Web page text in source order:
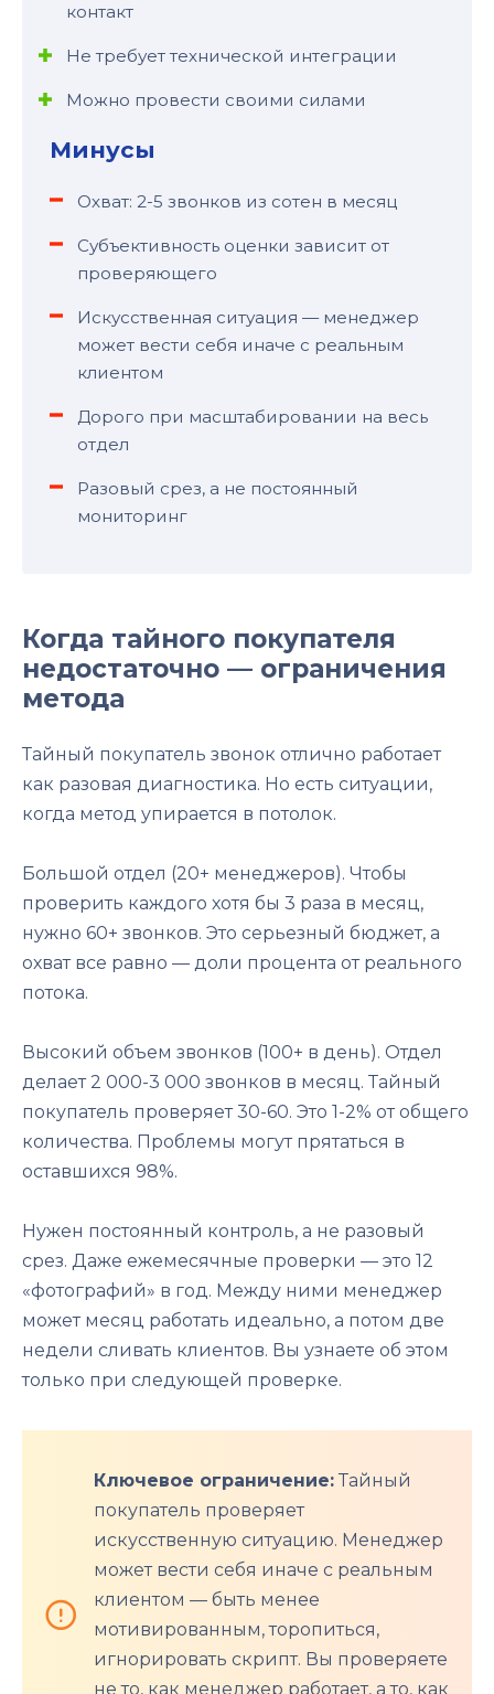
контакт
Не требует технической интеграции
Можно провести своими силами
Минусы
Охват: 2-5 звонков из сотен в месяц
Субъективность оценки зависит от
проверяющего
Искусственная ситуация — менеджер
может вести себя иначе с реальным
клиентом
Дорого при масштабировании на весь
отдел
Разовый срез, а не постоянный
мониторинг
Когда тайного покупателя
недостаточно — ограничения
метода
Тайный покупатель звонок отлично работает
как разовая диагностика. Но есть ситуации,
когда метод упирается в потолок.
Большой отдел (20+ менеджеров). Чтобы
проверить каждого хотя бы 3 раза в месяц,
нужно 60+ звонков. Это серьезный бюджет, а
охват все равно — доли процента от реального
потока.
Высокий объем звонков (100+ в день). Отдел
делает 2 000-3 000 звонков в месяц. Тайный
покупатель проверяет 30-60. Это 1-2% от общего
количества. Проблемы могут прятаться в
оставшихся 98%.
Нужен постоянный контроль, а не разовый
срез. Даже ежемесячные проверки — это 12
«фотографий» в год. Между ними менеджер
может месяц работать идеально, а потом две
недели сливать клиентов. Вы узнаете об этом
только при следующей проверке.
Ключевое ограничение: Тайный
покупатель проверяет
искусственную ситуацию. Менеджер
может вести себя иначе с реальным
клиентом — быть менее
мотивированным, торопиться,
игнорировать скрипт. Вы проверяете
не то, как менеджер работает, а то, как